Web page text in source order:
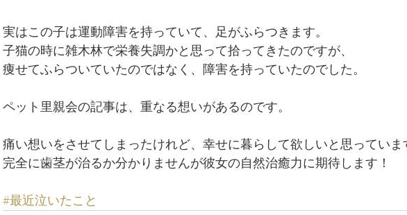
実はこの子は運動障害を持っていて、足がふらつきます。
子猫の時に雑木林で栄養失調かと思って拾ってきたのですが、
痩せてふらついていたのではなく、障害を持っていたのでした。
ペット里親会の記事は、重なる想いがあるのです。
痛い想いをさせてしまったけれど、幸せに暮らして欲しいと思っていま
完全に歯茎が治るか分かりませんが彼女の自然治癒力に期待します！
#最近泣いたこと